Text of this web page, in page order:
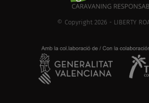
© Copyright 2026 - LIBERTY